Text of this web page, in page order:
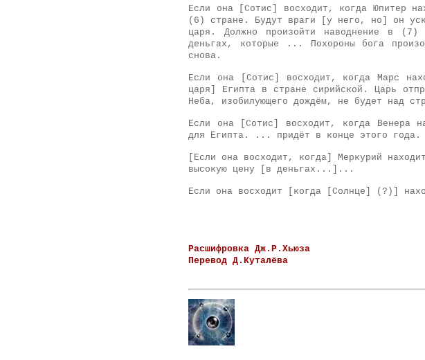
Если она [Сотис] восходит, когда Юпитер
(6) стране. Будут враги [у него, но] он
царя. Должно произойти наводнение в
деньгах, которые ... Похороны бога
снова.
Если она [Сотис] восходит, когда Марс
царя] Египта в стране сирийской. Царь
Неба, изобилующего дождём, не будет над
Если она [Сотис] восходит, когда Венера
для Египта. ... придёт в конце этого
[Если она восходит, когда] Меркурий
высокую цену [в деньгах...]...
Если она восходит [когда [Солнце] (?)]
Расшифровка Дж.Р.Хьюза
Перевод Д.Куталёва